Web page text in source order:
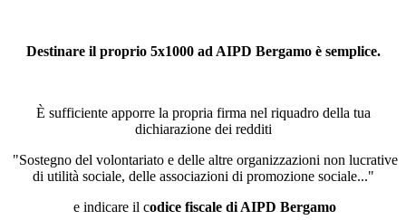
Destinare il proprio 5x1000 ad AIPD Bergamo è semplice.
È sufficiente apporre la propria firma nel riquadro della tua
dichiarazione dei redditi
"Sostegno del volontariato e delle altre organizzazioni non lucrative
di utilità sociale, delle associazioni di promozione sociale..."
e indicare il codice fiscale di AIPD Bergamo